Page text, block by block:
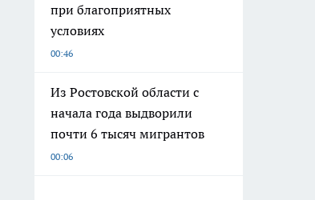
при благоприятных
условиях
00:46
Из Ростовской области с
начала года выдворили
почти 6 тысяч мигрантов
00:06